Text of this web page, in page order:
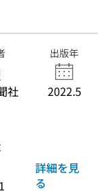
社
出版年
2022.5
詳細を見
る